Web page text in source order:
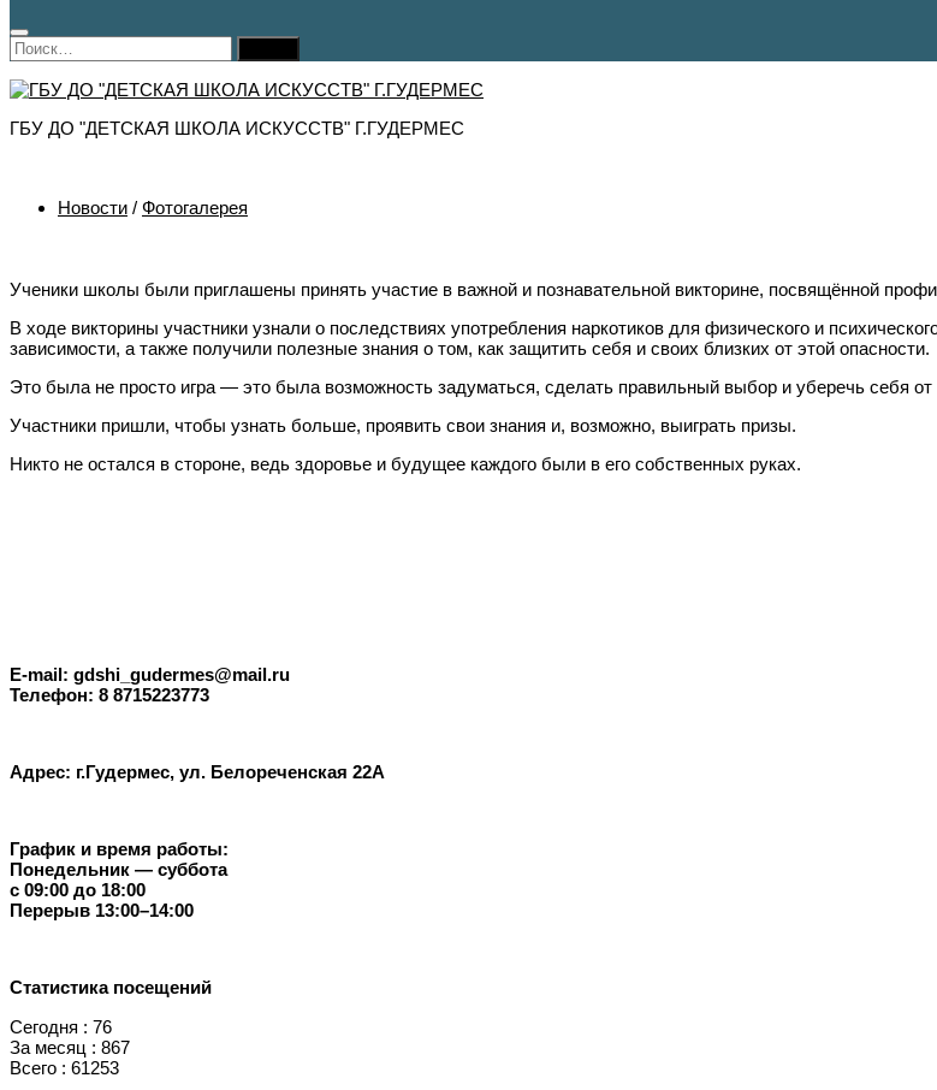
Найти:
ГБУ ДО "ДЕТСКАЯ ШКОЛА ИСКУССТВ" Г.ГУДЕРМЕС
Новости / Фотогалерея
Ученики школы были приглашены принять участие в важной и познавательной викторине, посвящённой
В ходе викторины участники узнали о последствиях употребления наркотиков для физического и
зависимости, а также получили полезные знания о том, как защитить себя и своих близких от этой опасности.
Это была не просто игра — это была возможность задуматься, сделать правильный выбор и уберечь себя
Участники пришли, чтобы узнать больше, проявить свои знания и, возможно, выиграть призы.
Никто не остался в стороне, ведь здоровье и будущее каждого были в его собственных руках.
E-mail: gdshi_gudermes@mail.ru
Телефон: 8 8715223773
Адрес: г.Гудермес, ул. Белореченская 22А
График и время работы:
Понедельник — суббота
с 09:00 до 18:00
Перерыв 13:00–14:00
Статистика посещений
Сегодня : 76
За месяц : 867
Всего : 61253